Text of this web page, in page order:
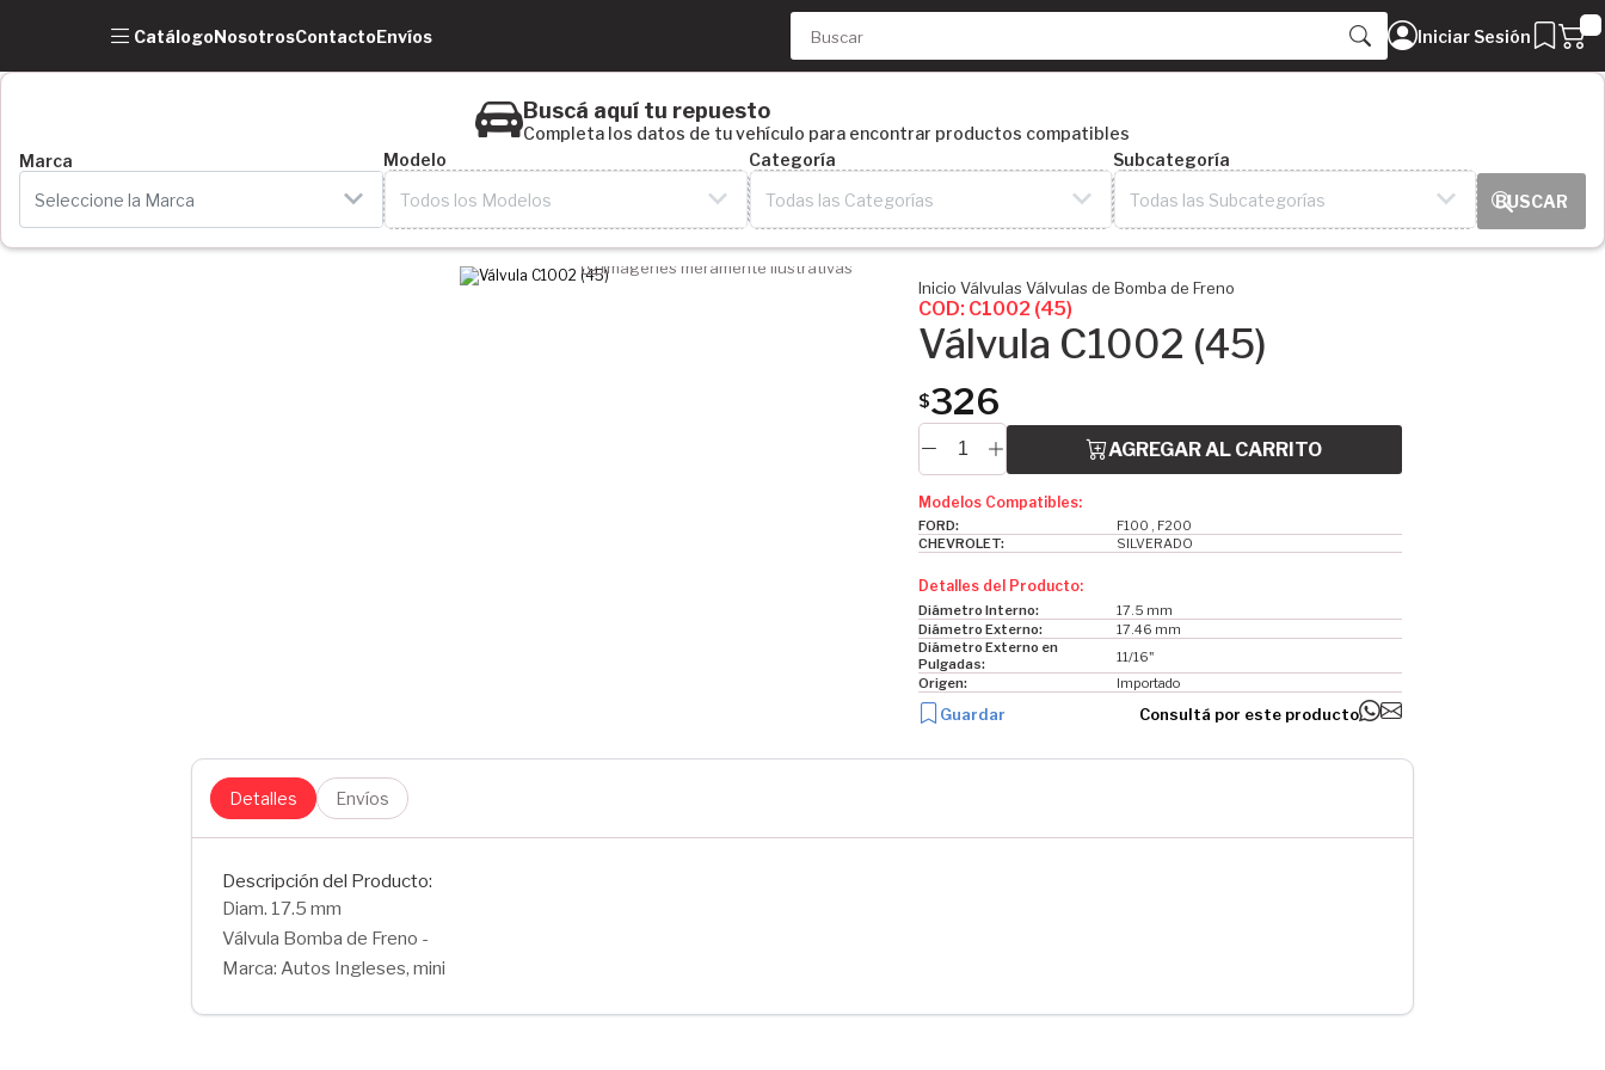
CatálogoNosotrosContactoEnvíos Iniciar Sesión
Buscá aquí tu repuesto
Completa los datos de tu vehículo para encontrar productos compatibles
Marca
Seleccione la Marca
Modelo
Todos los Modelos
Categoría
Todas las Categorías
Subcategoría
Todas las Subcategorías
Imágenes meramente ilustrativas
Inicio Válvulas Válvulas de Bomba de Freno
COD: C1002 (45)
Válvula C1002 (45)
$326
AGREGAR AL CARRITO
Modelos Compatibles:
FORD:
F100 , F200
CHEVROLET:
SILVERADO
Detalles del Producto:
Diámetro Interno:
17.5 mm
Diámetro Externo:
17.46 mm
Diámetro Externo en
Pulgadas:
11/16"
Origen:
Importado
Guardar Consultá por este producto
Detalles Envíos
Descripción del Producto:
Diam. 17.5 mm
Válvula Bomba de Freno -
Marca: Autos Ingleses, mini